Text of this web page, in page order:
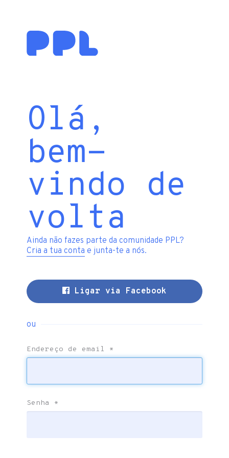
Olá,
bem-
vindo de
volta
Ainda não fazes parte da comunidade PPL?
Cria a tua conta e junta-te a nós.
Ligar via Facebook
ou
Endereço de email *
Senha *